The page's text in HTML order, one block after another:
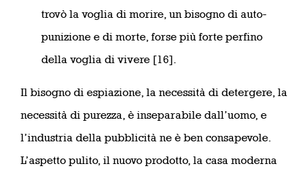
trovò la voglia di morire, un bisogno di auto-
punizione e di morte, forse più forte perfino
della voglia di vivere [16].
Il bisogno di espiazione, la necessità di detergere, la
necessità di purezza, è inseparabile dall’uomo, e
l’industria della pubblicità ne è ben consapevole.
L’aspetto pulito, il nuovo prodotto, la casa moderna